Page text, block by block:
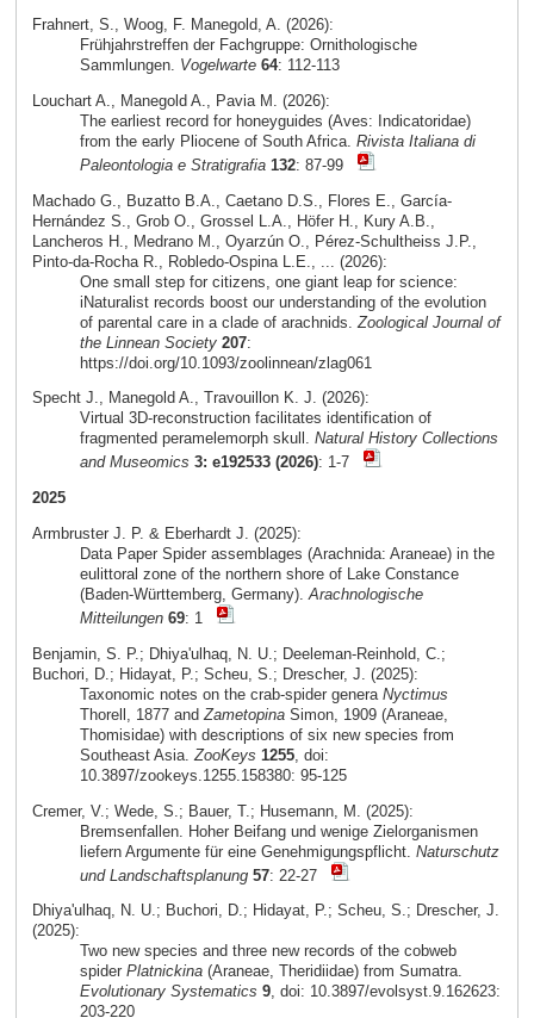
Frahnert, S., Woog, F. Manegold, A. (2026):
Frühjahrstreffen der Fachgruppe: Ornithologische
Sammlungen. Vogelwarte 64: 112-113
Louchart A., Manegold A., Pavia M. (2026):
The earliest record for honeyguides (Aves: Indicatoridae)
from the early Pliocene of South Africa. Rivista Italiana di
Paleontologia e Stratigrafia 132: 87-99
Machado G., Buzatto B.A., Caetano D.S., Flores E., García-
Hernández S., Grob O., Grossel L.A., Höfer H., Kury A.B.,
Lancheros H., Medrano M., Oyarzún O., Pérez-Schultheiss J.P.,
Pinto-da-Rocha R., Robledo-Ospina L.E., ... (2026):
One small step for citizens, one giant leap for science:
iNaturalist records boost our understanding of the evolution
of parental care in a clade of arachnids. Zoological Journal of
the Linnean Society 207:
https://doi.org/10.1093/zoolinnean/zlag061
Specht J., Manegold A., Travouillon K. J. (2026):
Virtual 3D-reconstruction facilitates identification of
fragmented peramelemorph skull. Natural History Collections
and Museomics 3: e192533 (2026): 1-7
2025
Armbruster J. P. & Eberhardt J. (2025):
Data Paper Spider assemblages (Arachnida: Araneae) in the
eulittoral zone of the northern shore of Lake Constance
(Baden-Württemberg, Germany).Arachnologische
Mitteilungen 69: 1
Benjamin, S. P.; Dhiya'ulhaq, N. U.; Deeleman-Reinhold, C.;
Buchori, D.; Hidayat, P.; Scheu, S.; Drescher, J. (2025):
Taxonomic notes on the crab-spider genera Nyctimus
Thorell, 1877 and ZametopinaSimon, 1909 (Araneae,
Thomisidae) with descriptions of six new species from
Southeast Asia. ZooKeys 1255, doi:
10.3897/zookeys.1255.158380: 95-125
Cremer, V.; Wede, S.; Bauer, T.; Husemann, M. (2025):
Bremsenfallen. Hoher Beifang und wenige Zielorganismen
liefern Argumente für eine Genehmigungspflicht. Naturschutz
und Landschaftsplanung 57: 22-27
Dhiya'ulhaq, N. U.; Buchori, D.; Hidayat, P.; Scheu, S.; Drescher, J.
(2025):
Two new species and three new records of the cobweb
spider Platnickina(Araneae, Theridiidae) from Sumatra.
Evolutionary Systematics 9, doi: 10.3897/evolsyst.9.162623:
203-220